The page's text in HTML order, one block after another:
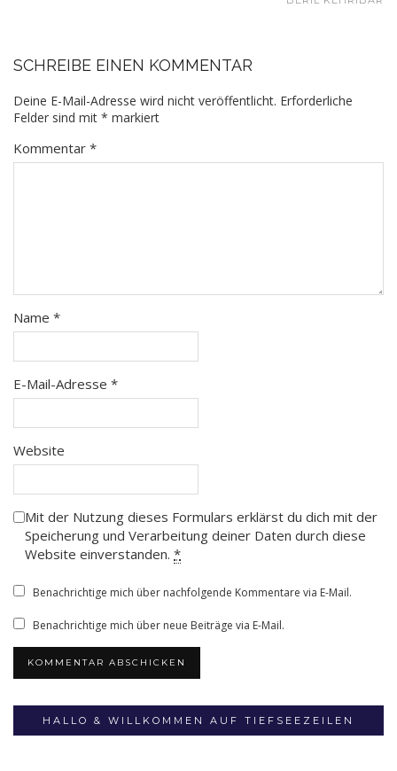
SCHREIBE EINEN KOMMENTAR
Deine E-Mail-Adresse wird nicht veröffentlicht. Erforderliche
Felder sind mit * markiert
Kommentar *
Name *
E-Mail-Adresse *
Website
Mit der Nutzung dieses Formulars erklärst du dich mit der
Speicherung und Verarbeitung deiner Daten durch diese
Website einverstanden. *
Benachrichtige mich über nachfolgende Kommentare via E-Mail.
Benachrichtige mich über neue Beiträge via E-Mail.
HALLO & WILLKOMMEN AUF TIEFSEEZEILEN